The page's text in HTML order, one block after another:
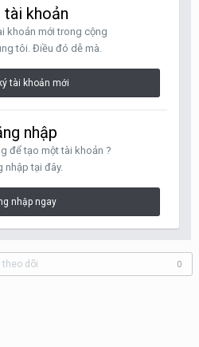
tài khoản
khoản mới trong cộng
tôi. Điều đó dễ mà.
tài khoản mới
nhập
để tạo một tài khoản ?
nhập tại đây.
nhập ngay
theo dõi 0